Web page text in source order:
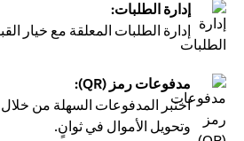
إدارة الطلبات:
إدارة الطلبات المعلقة مع خيار
مدفوعات رمز (QR):
وتحويل الأموال في ثوانٍ.